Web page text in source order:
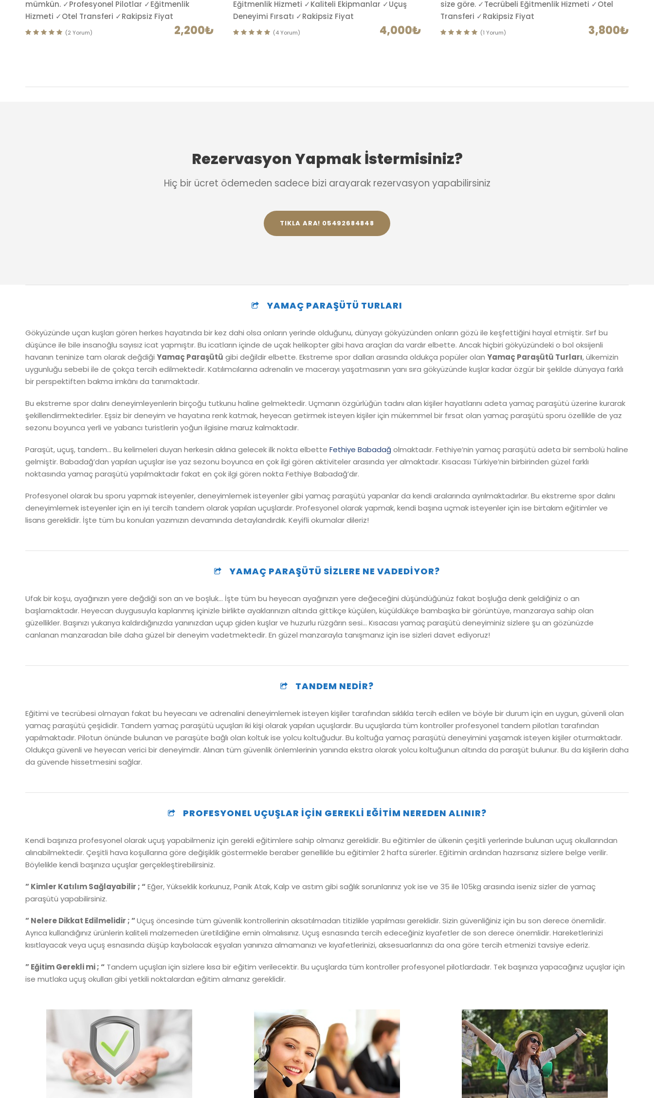
2,200₺
mümkün. ✓Profesyonel Pilotlar ✓Eğitmenlik
Hizmeti ✓Otel Transferi ✓Rakipsiz Fiyat
(2 Yorum) 4,000₺
Eğitmenlik Hizmeti ✓Kaliteli Ekipmanlar ✓Uçuş
Deneyimi Fırsatı ✓Rakipsiz Fiyat
(4 Yorum) 3,800₺
size göre. ✓Tecrübeli Eğitmenlik Hizmeti ✓Otel
Transferi ✓Rakipsiz Fiyat
(1 Yorum)
Rezervasyon Yapmak İstermisiniz?
Hiç bir ücret ödemeden sadece bizi arayarak rezervasyon yapabilirsiniz
TIKLA ARA! 05492684848
YAMAÇ PARAŞÜTÜ TURLARI
Gökyüzünde uçan kuşları gören herkes hayatında bir kez dahi olsa onların yerinde olduğunu, dünyayı gökyüzünden onların gözü ile keşfettiğini hayal etmiştir. Sırf bu
düşünce ile bile insanoğlu sayısız icat yapmıştır. Bu icatların içinde de uçak helikopter gibi hava araçları da vardır elbette. Ancak hiçbiri gökyüzündeki o bol oksijenli
havanın teninize tam olarak değdiği Yamaç Paraşütü gibi değildir elbette. Ekstreme spor dalları arasında oldukça popüler olan Yamaç Paraşütü Turları, ülkemizin
uygunluğu sebebi ile de çokça tercih edilmektedir. Katılımcılarına adrenalin ve macerayı yaşatmasının yanı sıra gökyüzünde kuşlar kadar özgür bir şekilde dünyaya farklı
bir perspektiften bakma imkânı da tanımaktadır.
Bu ekstreme spor dalını deneyimleyenlerin birçoğu tutkunu haline gelmektedir. Uçmanın özgürlüğün tadını alan kişiler hayatlarını adeta yamaç paraşütü üzerine kurarak
şekillendirmektedirler. Eşsiz bir deneyim ve hayatına renk katmak, heyecan getirmek isteyen kişiler için mükemmel bir fırsat olan yamaç paraşütü sporu özellikle de yaz
sezonu boyunca yerli ve yabancı turistlerin yoğun ilgisine maruz kalmaktadır.
Paraşüt, uçuş, tandem… Bu kelimeleri duyan herkesin aklına gelecek ilk nokta elbette Fethiye Babadağ olmaktadır. Fethiye’nin yamaç paraşütü adeta bir sembolü haline
gelmiştir. Babadağ’dan yapılan uçuşlar ise yaz sezonu boyunca en çok ilgi gören aktiviteler arasında yer almaktadır. Kısacası Türkiye’nin birbirinden güzel farklı
noktasında yamaç paraşütü yapılmaktadır fakat en çok ilgi gören nokta Fethiye Babadağ’dır.
Profesyonel olarak bu sporu yapmak isteyenler, deneyimlemek isteyenler gibi yamaç paraşütü yapanlar da kendi aralarında ayrılmaktadırlar. Bu ekstreme spor dalını
deneyimlemek isteyenler için en iyi tercih tandem olarak yapılan uçuşlardır. Profesyonel olarak yapmak, kendi başına uçmak isteyenler için ise birtakım eğitimler ve
lisans gereklidir. İşte tüm bu konuları yazımızın devamında detaylandırdık. Keyifli okumalar dileriz!
YAMAÇ PARAŞÜTÜ SIZLERE NE VADEDIYOR?
Ufak bir koşu, ayağınızın yere değdiği son an ve boşluk… İşte tüm bu heyecan ayağınızın yere değeceğini düşündüğünüz fakat boşluğa denk geldiğiniz o an
başlamaktadır. Heyecan duygusuyla kaplanmış içinizle birlikte ayaklarınızın altında gittikçe küçülen, küçüldükçe bambaşka bir görüntüye, manzaraya sahip olan
güzellikler. Başınızı yukarıya kaldırdığınızda yanınızdan uçup giden kuşlar ve huzurlu rüzgârın sesi… Kısacası yamaç paraşütü deneyiminiz sizlere şu an gözünüzde
canlanan manzaradan bile daha güzel bir deneyim vadetmektedir. En güzel manzarayla tanışmanız için ise sizleri davet ediyoruz!
TANDEM NEDIR?
Eğitimi ve tecrübesi olmayan fakat bu heyecanı ve adrenalini deneyimlemek isteyen kişiler tarafından sıklıkla tercih edilen ve böyle bir durum için en uygun, güvenli olan
yamaç paraşütü çeşididir. Tandem yamaç paraşütü uçuşları iki kişi olarak yapılan uçuşlardır. Bu uçuşlarda tüm kontroller profesyonel tandem pilotları tarafından
yapılmaktadır. Pilotun önünde bulunan ve paraşüte bağlı olan koltuk ise yolcu koltuğudur. Bu koltuğa yamaç paraşütü deneyimini yaşamak isteyen kişiler oturmaktadır.
Oldukça güvenli ve heyecan verici bir deneyimdir. Alınan tüm güvenlik önlemlerinin yanında ekstra olarak yolcu koltuğunun altında da paraşüt bulunur. Bu da kişilerin daha
da güvende hissetmesini sağlar.
PROFESYONEL UÇUŞLAR İÇIN GEREKLI EĞITIM NEREDEN ALINIR?
Kendi başınıza profesyonel olarak uçuş yapabilmeniz için gerekli eğitimlere sahip olmanız gereklidir. Bu eğitimler de ülkenin çeşitli yerlerinde bulunan uçuş okullarından
alınabilmektedir. Çeşitli hava koşullarına göre değişiklik göstermekle beraber genellikle bu eğitimler 2 hafta sürerler. Eğitimin ardından hazırsanız sizlere belge verilir.
Böylelikle kendi başınıza uçuşlar gerçekleştirebilirsiniz.
” Kimler Katılım Sağlayabilir ; “Eğer, Yükseklik korkunuz, Panik Atak, Kalp ve astım gibi sağlık sorunlarınız yok ise ve 35 ile 105kg arasında iseniz sizler de yamaç
paraşütü yapabilirsiniz.
” Nelere Dikkat Edilmelidir ; ”Uçuş öncesinde tüm güvenlik kontrollerinin aksatılmadan titizlikle yapılması gereklidir. Sizin güvenliğiniz için bu son derece önemlidir.
Ayrıca kullandığınız ürünlerin kaliteli malzemeden üretildiğine emin olmalısınız. Uçuş esnasında tercih edeceğiniz kıyafetler de son derece önemlidir. Hareketlerinizi
kısıtlayacak veya uçuş esnasında düşüp kaybolacak eşyaları yanınıza almamanızı ve kıyafetlerinizi, aksesuarlarınızı da ona göre tercih etmenizi tavsiye ederiz.
” Eğitim Gerekli mi ; “ Tandem uçuşları için sizlere kısa bir eğitim verilecektir. Bu uçuşlarda tüm kontroller profesyonel pilotlardadır. Tek başınıza yapacağınız uçuşlar için
ise mutlaka uçuş okulları gibi yetkili noktalardan eğitim almanız gereklidir.